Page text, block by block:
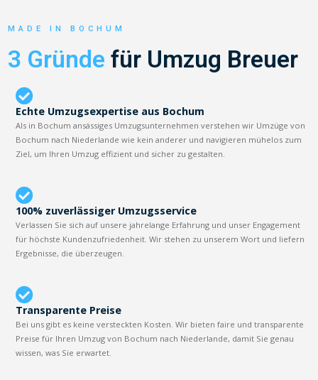
MADE IN BOCHUM
3 Gründe für Umzug Breuer
Echte Umzugsexpertise aus Bochum
Als in Bochum ansässiges Umzugsunternehmen verstehen wir Umzüge von
Bochum nach Niederlande wie kein anderer und navigieren mühelos zum
Ziel, um Ihren Umzug effizient und sicher zu gestalten.
100% zuverlässiger Umzugsservice
Verlassen Sie sich auf unsere jahrelange Erfahrung und unser Engagement
für höchste Kundenzufriedenheit. Wir stehen zu unserem Wort und liefern
Ergebnisse, die überzeugen.
Transparente Preise
Bei uns gibt es keine versteckten Kosten. Wir bieten faire und transparente
Preise für Ihren Umzug von Bochum nach Niederlande, damit Sie genau
wissen, was Sie erwartet.